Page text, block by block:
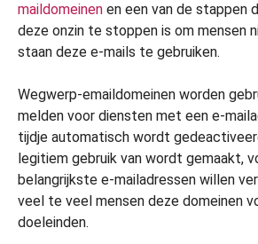
maildomeinen en een van de stappen
deze onzin te stoppen is om mensen
staan deze e-mails te gebruiken.
Wegwerp-emaildomeinen worden
melden voor diensten met een e-
tijdje automatisch wordt
legitiem gebruik van wordt gemaakt,
belangrijkste e-mailadressen willen
veel te veel mensen deze domeinen
doeleinden.